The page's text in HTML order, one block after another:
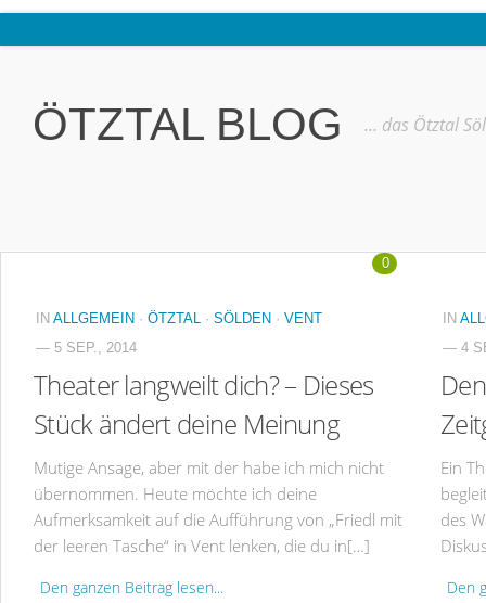
Ötztal
Interviews
Kostenloser Bustransfer ins Gletscherskigebiet von Sölden
Impressum
Kontakt
Datenschutzerklärung
ÖTZTAL BLOG … das Ötztal
0
IN ALLGEMEIN · ÖTZTAL · SÖLDEN · VENT
— 5 SEP., 2014
Theater langweilt dich? – Dieses
Stück ändert deine Meinung
Mutige Ansage, aber mit der habe ich mich nicht
übernommen. Heute möchte ich deine
Aufmerksamkeit auf die Aufführung von „Friedl mit
der leeren Tasche“ in Vent lenken, die du in[…]
Den ganzen Beitrag lesen...
IN
— 4
Ein
des
Den